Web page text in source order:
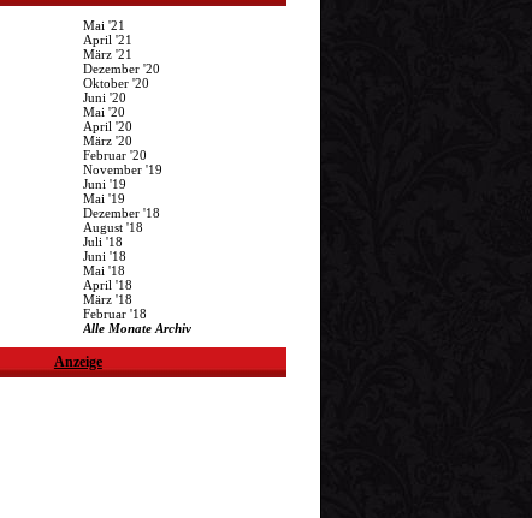
Mai '21
April '21
März '21
Dezember '20
Oktober '20
Juni '20
Mai '20
April '20
März '20
Februar '20
November '19
Juni '19
Mai '19
Dezember '18
August '18
Juli '18
Juni '18
Mai '18
April '18
März '18
Februar '18
Alle Monate Archiv
Anzeige